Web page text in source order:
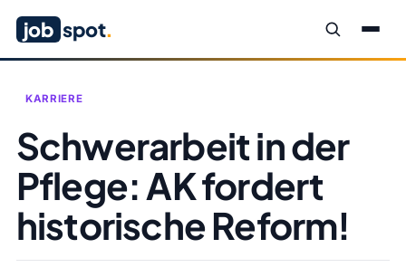
job spot.
KARRIERE
Schwerarbeit in der
Pflege: AK fordert
historische Reform!